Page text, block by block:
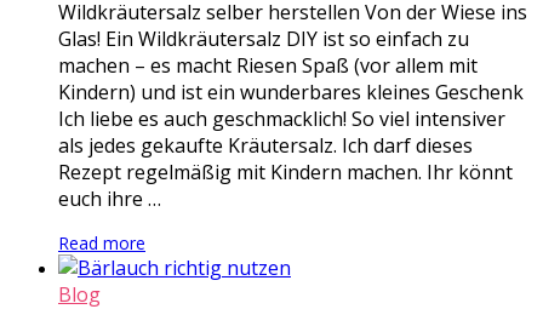
Wildkräutersalz selber herstellen Von der Wiese ins
Glas! Ein Wildkräutersalz DIY ist so einfach zu
machen – es macht Riesen Spaß (vor allem mit
Kindern) und ist ein wunderbares kleines Geschenk
Ich liebe es auch geschmacklich! So viel intensiver
als jedes gekaufte Kräutersalz. Ich darf dieses
Rezept regelmäßig mit Kindern machen. Ihr könnt
euch ihre …
Read more
Blog